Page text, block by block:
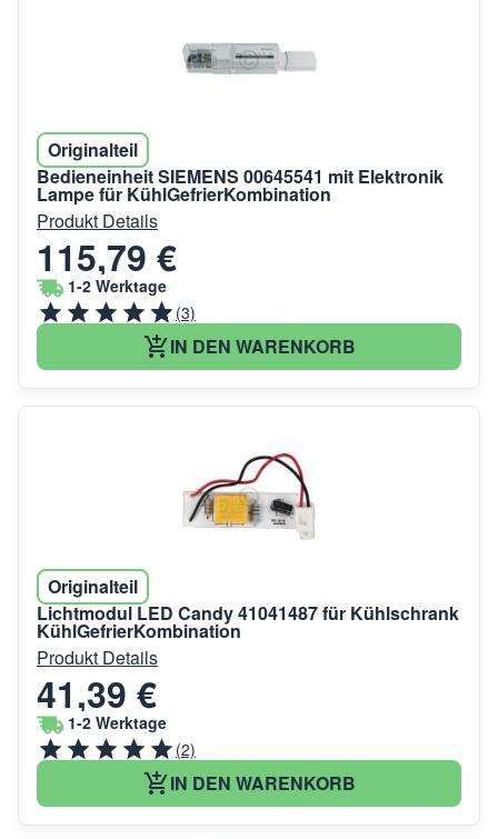
Originalteil
Bedieneinheit SIEMENS 00645541 mit Elektronik
Lampe für KühlGefrierKombination
Produkt Details
115,79 €
1-2 Werktage
(3)
IN DEN WARENKORB
Originalteil
Lichtmodul LED Candy 41041487 für Kühlschrank
KühlGefrierKombination
Produkt Details
41,39 €
1-2 Werktage
(2)
IN DEN WARENKORB